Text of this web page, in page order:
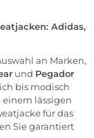
Adidas,
an Marken,
und Pegador
bis modisch
einem lässigen
für das
Sie garantiert